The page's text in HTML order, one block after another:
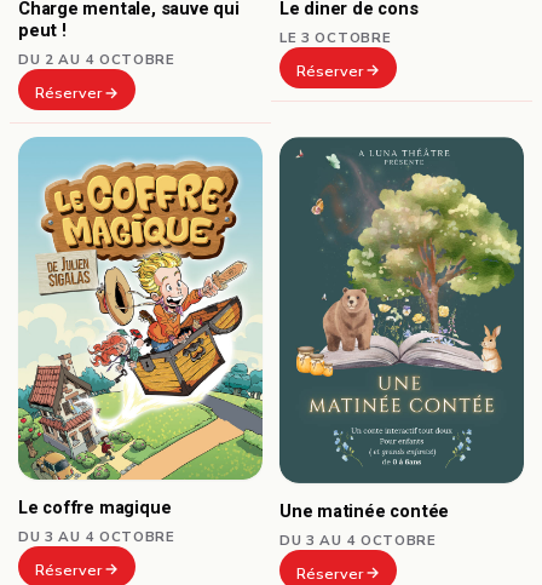
Charge mentale, sauve qui
peut !
DU 2 AU 4 OCTOBRE
Réserver
Le diner de cons
LE 3 OCTOBRE
Réserver
Le coffre magique
DU 3 AU 4 OCTOBRE
Réserver
Une matinée contée
DU 3 AU 4 OCTOBRE
Réserver